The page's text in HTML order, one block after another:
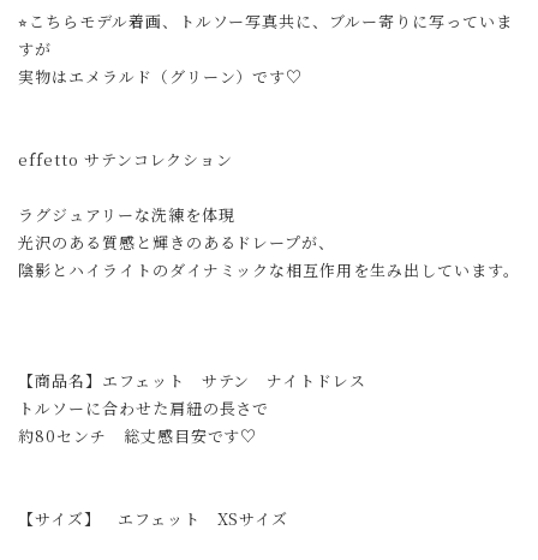
⭐︎こちらモデル着画、トルソー写真共に、ブルー寄りに写っていま
すが
実物はエメラルド（グリーン）です♡
effetto サテンコレクション
ラグジュアリーな洗練を体現
光沢のある質感と輝きのあるドレープが、
陰影とハイライトのダイナミックな相互作用を生み出しています。
【商品名】エフェット サテン ナイトドレス
トルソーに合わせた肩紐の長さで
約80センチ 総丈感目安です♡
【サイズ】 エフェット XSサイズ